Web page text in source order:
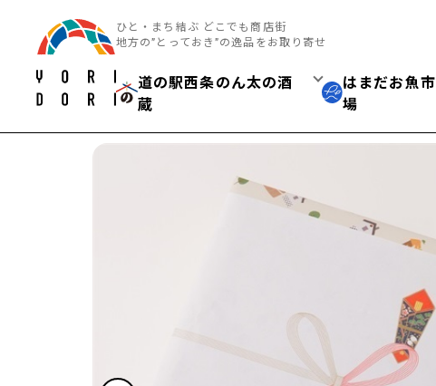
ひと・まち結ぶ どこでも商店街
地方の”とっておき”の逸品をお取り寄せ
道の駅西条のん太の酒
蔵
はまだお魚市
場